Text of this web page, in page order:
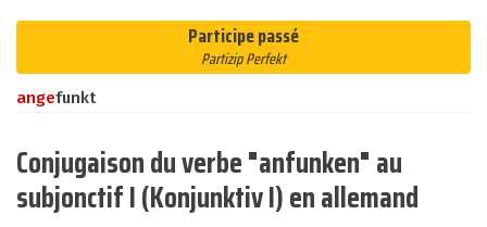
Participe passé
Partizip Perfekt
angefunkt
Conjugaison du verbe "anfunken" au
subjonctif I (Konjunktiv I) en allemand